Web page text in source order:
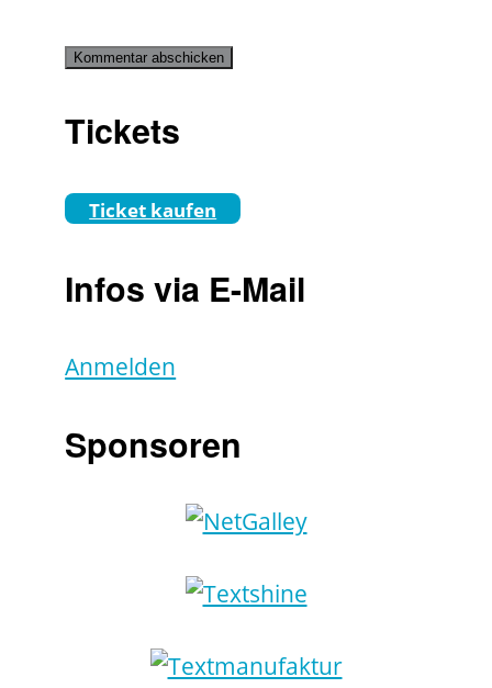
Tickets
Ticket kaufen
Infos via E-Mail
Anmelden
Sponsoren